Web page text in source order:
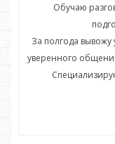
Обучаю
За полгода
уверенного